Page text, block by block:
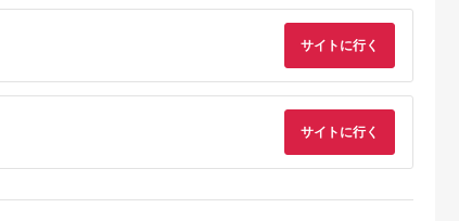
石を
北海道産 いか塩辛
み 一人暮らし セット
おかず 小分け スピー
網走湖産「大和しじみ
貝」750g（150g×5）
10,000円
訳あり 焼き海苔 福岡
有明のり 合計104枚
切8枚×13袋) 【福岡
明海産】
寄付金額:11,000
サイトに行く
サイトに行く